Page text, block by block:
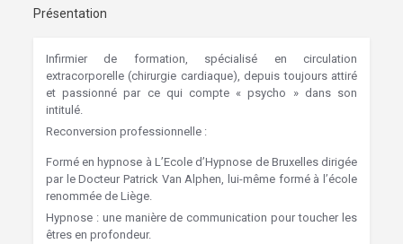
Présentation
Infirmier de formation, spécialisé en circulation
extracorporelle (chirurgie cardiaque), depuis toujours attiré
et passionné par ce qui compte « psycho » dans son
intitulé.
Reconversion professionnelle :
Formé en hypnose à L’Ecole d’Hypnose de Bruxelles dirigée
par le Docteur Patrick Van Alphen, lui-même formé à l’école
renommée de Liège.
Hypnose : une manière de communication pour toucher les
êtres en profondeur.